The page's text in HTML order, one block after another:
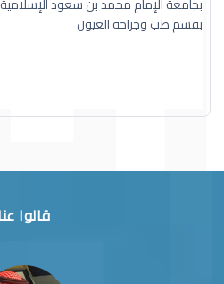
بجامعة الإمام محمد بن سعود الإسلامية
بقسم طب وجراحة العيون
قالوا